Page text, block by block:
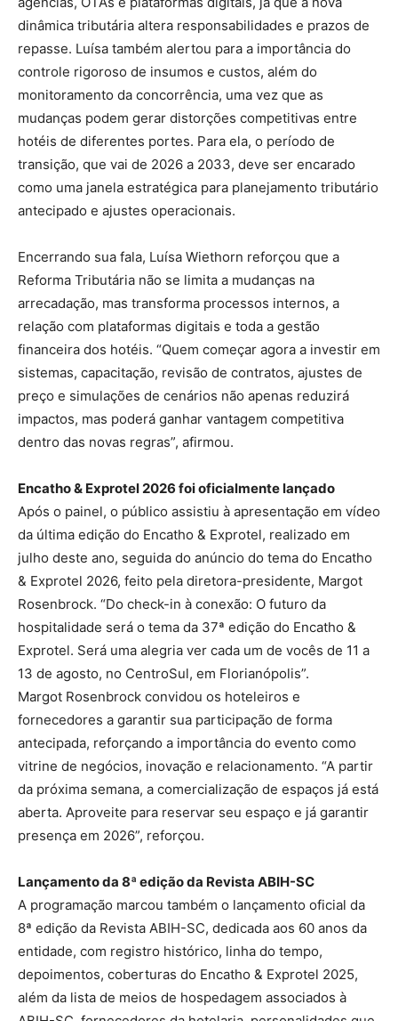
dinâmica tributária altera responsabilidades e prazos de
repasse. Luísa também alertou para a importância do
controle rigoroso de insumos e custos, além do
monitoramento da concorrência, uma vez que as
mudanças podem gerar distorções competitivas entre
hotéis de diferentes portes. Para ela, o período de
transição, que vai de 2026 a 2033, deve ser encarado
como uma janela estratégica para planejamento tributário
antecipado e ajustes operacionais.
Encerrando sua fala, Luísa Wiethorn reforçou que a
Reforma Tributária não se limita a mudanças na
arrecadação, mas transforma processos internos, a
relação com plataformas digitais e toda a gestão
financeira dos hotéis. “Quem começar agora a investir em
sistemas, capacitação, revisão de contratos, ajustes de
preço e simulações de cenários não apenas reduzirá
impactos, mas poderá ganhar vantagem competitiva
dentro das novas regras”, afirmou.
Encatho & Exprotel 2026 foi oficialmente lançado
Após o painel, o público assistiu à apresentação em vídeo
da última edição do Encatho & Exprotel, realizado em
julho deste ano, seguida do anúncio do tema do Encatho
& Exprotel 2026, feito pela diretora-presidente, Margot
Rosenbrock. “Do check-in à conexão: O futuro da
hospitalidade será o tema da 37ª edição do Encatho &
Exprotel. Será uma alegria ver cada um de vocês de 11 a
13 de agosto, no CentroSul, em Florianópolis”.
Margot Rosenbrock convidou os hoteleiros e
fornecedores a garantir sua participação de forma
antecipada, reforçando a importância do evento como
vitrine de negócios, inovação e relacionamento. “A partir
da próxima semana, a comercialização de espaços já está
aberta. Aproveite para reservar seu espaço e já garantir
presença em 2026”, reforçou.
Lançamento da 8ª edição da Revista ABIH-SC
A programação marcou também o lançamento oficial da
8ª edição da Revista ABIH-SC, dedicada aos 60 anos da
entidade, com registro histórico, linha do tempo,
depoimentos, coberturas do Encatho & Exprotel 2025,
além da lista de meios de hospedagem associados à